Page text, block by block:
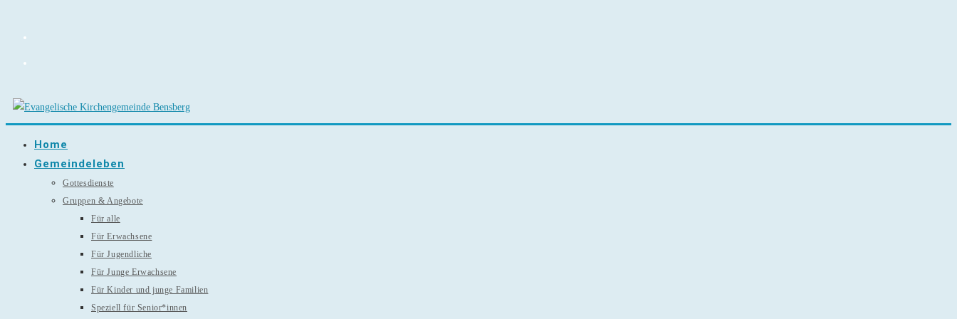
Home
Gemeindeleben
Gottesdienste
Gruppen & Angebote
Für alle
Für Erwachsene
Für Jugendliche
Für Junge Erwachsene
Für Kinder und junge Familien
Speziell für Senior*innen